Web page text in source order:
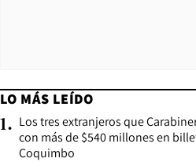
LO MÁS LEÍDO
1. Los tres extranjeros que
con más de $540 millones en
Coquimbo